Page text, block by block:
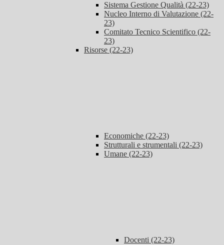
Sistema Gestione Qualità (22-23)
Nucleo Interno di Valutazione (22-
23)
Comitato Tecnico Scientifico (22-
23)
Risorse (22-23)
Economiche (22-23)
Strutturali e strumentali (22-23)
Umane (22-23)
Docenti (22-23)